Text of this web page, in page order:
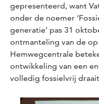
gepresenteerd, want
onder de noemer
generatie’ pas 31
ontmanteling van de
Hemwegcentrale
ontwikkeling van een
volledig fossielvrij